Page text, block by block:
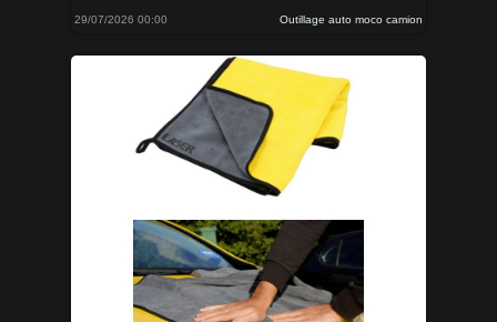
29/07/2026 00:00 Outillage auto moco camion